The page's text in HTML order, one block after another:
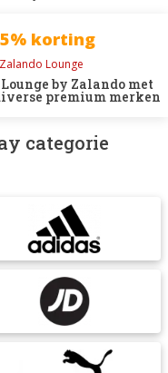
korting
Zalando Lounge
by Zalando met
premium merken
categorie